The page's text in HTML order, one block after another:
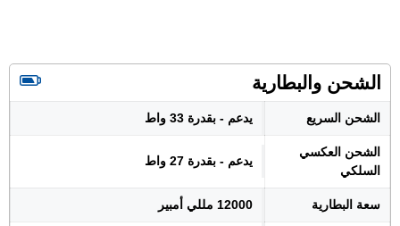
الشحن والبطارية
الشحن السريع يدعم - بقدرة 33 واط
الشحن العكسي
السلكي
يدعم - بقدرة 27 واط
سعة البطارية 12000 مللي أمبير